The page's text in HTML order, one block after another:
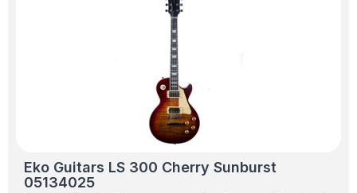
Eko Guitars LS 300 Cherry Sunburst
05134025